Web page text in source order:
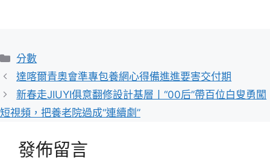
分
類
分數
達喀爾青奧會準專包養網心得備進進要害交付期
新春走JIUYI俱意翻修設計基層丨“00后”帶百位白叟勇闖
短視頻，把養老院過成“連續劇”
發佈留言